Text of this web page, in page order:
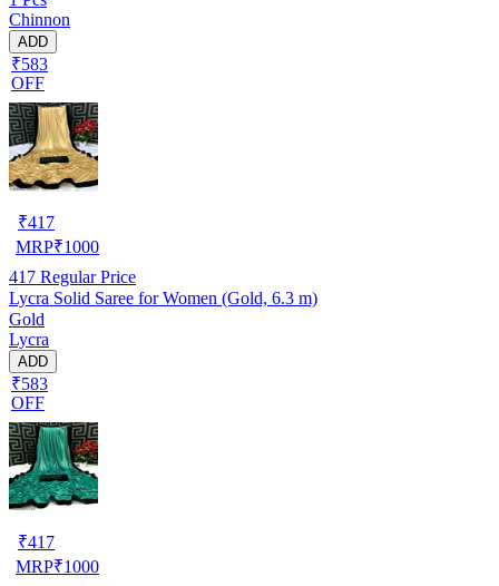
Chinnon
ADD
₹583
OFF
₹417
MRP₹1000
417 Regular Price
Lycra Solid Saree for Women (Gold, 6.3 m)
Gold
Lycra
ADD
₹583
OFF
₹417
MRP₹1000